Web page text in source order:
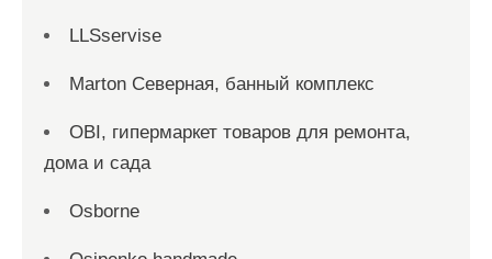
LLSservise
Marton Северная, банный комплекс
OBI, гипермаркет товаров для ремонта,
дома и сада
Osborne